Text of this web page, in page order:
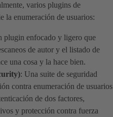
varios plugins de
la enumeración de usuarios:
plugin enfocado y ligero que
de autor y el listado de
una cosa y la hace bien.
: Una suite de seguridad
contra enumeración de usuarios
de dos factores,
y protección contra fuerza